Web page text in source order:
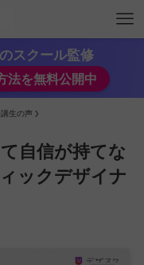
スクール監修
法を無料公開中
生の声
自信が持てな
ックデザイナ